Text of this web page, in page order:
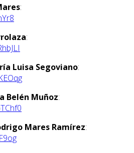
:
:
Luisa Segoviano:
Belén Muñoz:
Mares Ramírez: